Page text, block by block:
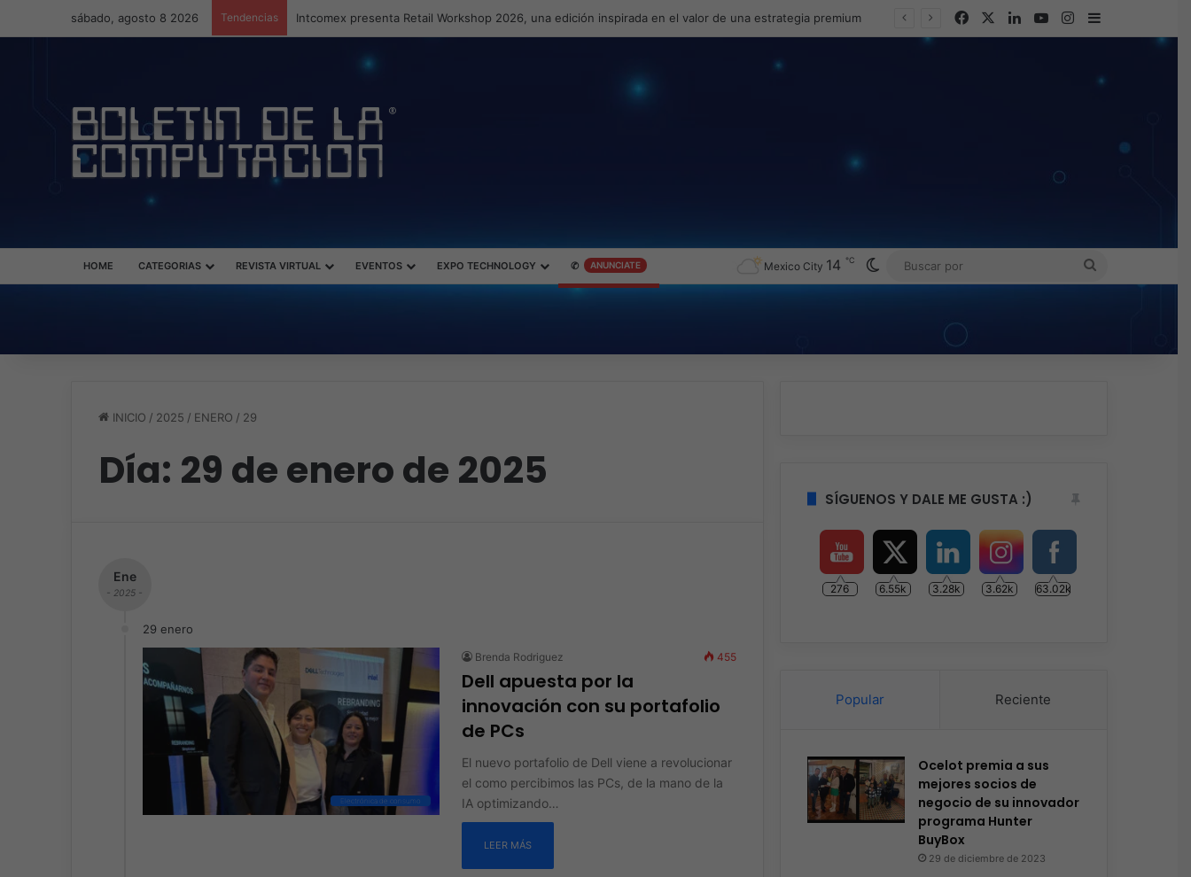
sábado, agosto 8 2026 Tendencias Intcomex presenta Retail Workshop 2026, una edición inspirada en el valor de una estrategia premium FacebookLinkedInYouTubeInstagram
Barra lateral
HOME CATEGORIAS REVISTA VIRTUAL EVENTOS EXPO TECHNOLOGY ✆ ANUNCIATE Mexico City 14 ℃ Switch skin
BUSCAR
INICIO / 2025 / ENERO / 29
Día: 29 de enero de 2025
Ene
- 2025 -
29 enero
Electrónica de consumo
Brenda Rodriguez 455
Dell apuesta por la
innovación con su portafolio
de PCs
El nuevo portafolio de Dell viene a revolucionar
el como percibimos las PCs, de la mano de la
IA optimizando…
LEER MÁS
SÍGUENOS Y DALE ME GUSTA :)
276 6.55k 3.28k 3.62k 63.02k
Popular Reciente
Ocelot premia a sus
mejores socios de
negocio de su innovador
programa Hunter
BuyBox
29 de diciembre de 2023